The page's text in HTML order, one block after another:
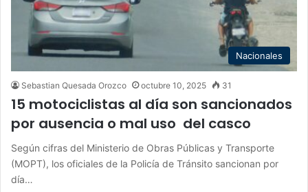
Nacionales
Sebastian Quesada Orozco octubre 10, 2025 31
15 motociclistas al día son sancionados
por ausencia o mal uso del casco
Según cifras del Ministerio de Obras Públicas y Transporte
(MOPT), los oficiales de la Policía de Tránsito sancionan por
día…